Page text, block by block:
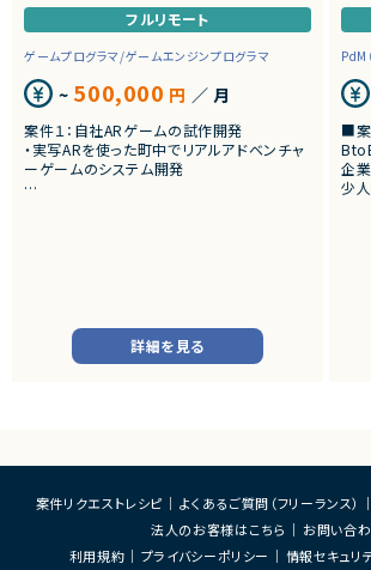
フルリモート
ゲームプログラマ/ゲームエンジンプログラマ
~ 500,000 円 ／ 月
案件１：自社ARゲームの試作開発
・実写ARを使った町中でリアルアドベンチャ
ーゲームのシステム開発
詳細を見る
PdM
■
企
少
・
・
・
・エ
ィン
案件リクエストレシピ よくあるご質問（フリーランス）
法人のお客様はこちら
お問い合
利用規約
プライバシーポリシー
情報セキュリ